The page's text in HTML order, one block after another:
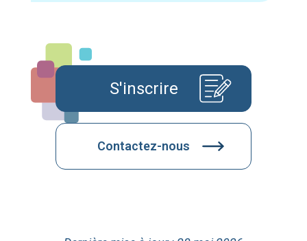
S'inscrire
Contactez-nous